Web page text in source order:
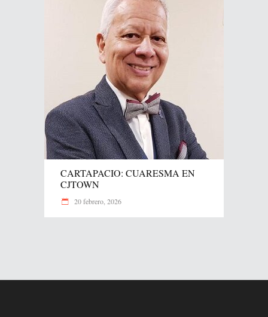
CARTAPACIO: CUARESMA EN
CJTOWN
20 febrero, 2026